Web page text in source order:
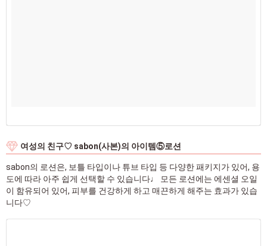
여성의 친구♡ sabon(사본)의 아이템⑤로션
sabon의 로션은, 보틀 타입이나 튜브 타입 등 다양한 패키지가 있어, 용
도에 따라 아주 쉽게 선택할 수 있습니다♩ 모든 로션에는 에센셜 오일
이 함유되어 있어, 피부를 건강하게 하고 매끈하게 해주는 효과가 있습
니다♡